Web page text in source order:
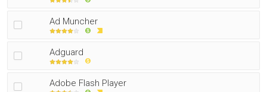
Ad Muncher
Adguard
Adobe Flash Player